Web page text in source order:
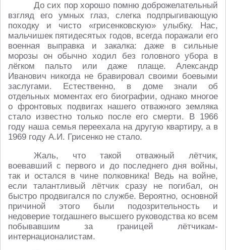
До сих пор хорошо помню доброжелательный
взгляд его умных глаз, слегка подпрыгивающую
походку и чисто «грисенковскую» улыбку. Нас,
мальчишек пятидесятых годов, всегда поражали его
военная выправка и закалка: даже в сильные
морозы он обычно ходил без головного убора в
лёгком пальто или даже плаще. Александр
Иванович никогда не бравировал своими боевыми
заслугами. Естественно, в доме знали об
отдельных моментах его биографии, однако многое
о фронтовых подвигах нашего отважного земляка
стало известно только после его смерти. В 1966
году наша семья переехала на другую квартиру, а в
1969 году А.И. Грисенко не стало.
Жаль, что такой отважный лётчик,
воевавший с первого и до последнего дня войны,
так и остался в чине полковника! Ведь на войне,
если талантливый лётчик сразу не погибал, он
быстро продвигался по службе. Вероятно, основной
причиной этого были подозрительность и
недоверие тогдашнего высшего руководства ко всем
побывавшим за границей лётчикам-
интернационалистам.